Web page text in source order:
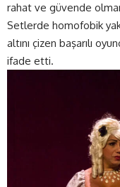
rahat ve güvende
Setlerde homofobik
altını çizen başarılı
ifade etti.